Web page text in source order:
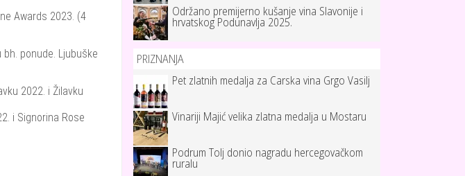
Awards 2023. (4
ponude. Ljubuške
2022. i Žilavku
i Signorina Rose
Održano premijerno kušanje vina Slavonije i
hrvatskog Podunavlja 2025.
PRIZNANJA
Pet zlatnih medalja za Carska vina Grgo Vasilj
Vinariji Majić velika zlatna medalja u Mostaru
Podrum Tolj donio nagradu hercegovačkom
ruralu